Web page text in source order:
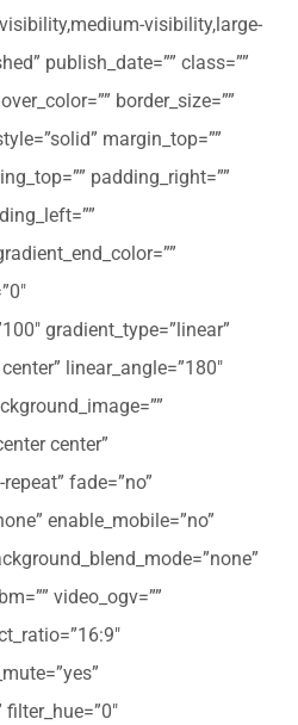
visibility,large-
publish_date=”” class=””
border_size=””
margin_top=””
padding_right=””
gradient_type=”linear”
linear_angle=”180″
center”
fade=”no”
enable_mobile=”no”
video_ogv=””